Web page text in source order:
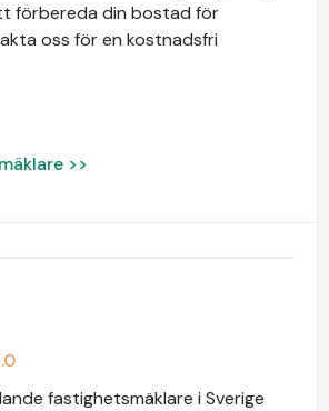
förbereda din bostad för
oss för en kostnadsfri
>>
fastighetsmäklare i Sverige